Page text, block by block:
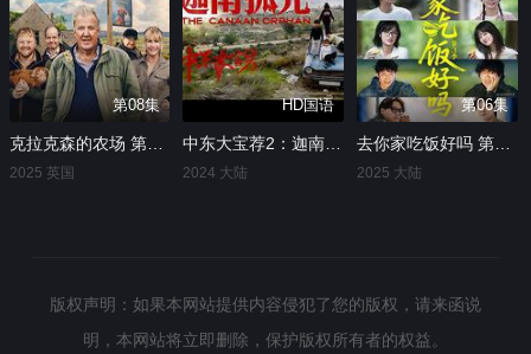
第08集
克拉克森的农场 第四季
2025 英国
HD国语
中东大宝荐2：迦南孤儿
2024 大陆
第06集
去你家吃饭好吗 第三季
2025 大陆
版权声明：如果本网站提供内容侵犯了您的版权，请来函说
明，本网站将立即删除，保护版权所有者的权益。